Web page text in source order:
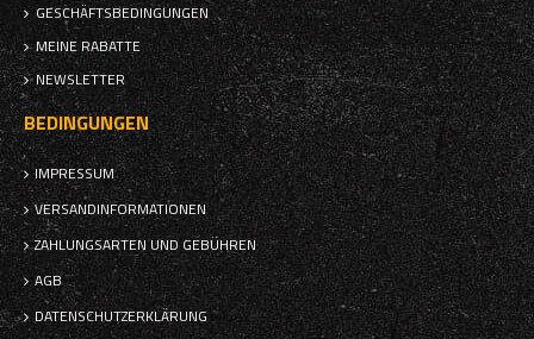
GESCHÄFTSBEDINGUNGEN
MEINE RABATTE
NEWSLETTER
BEDINGUNGEN
IMPRESSUM
VERSANDINFORMATIONEN
ZAHLUNGSARTEN UND GEBÜHREN
AGB
DATENSCHUTZERKLÄRUNG